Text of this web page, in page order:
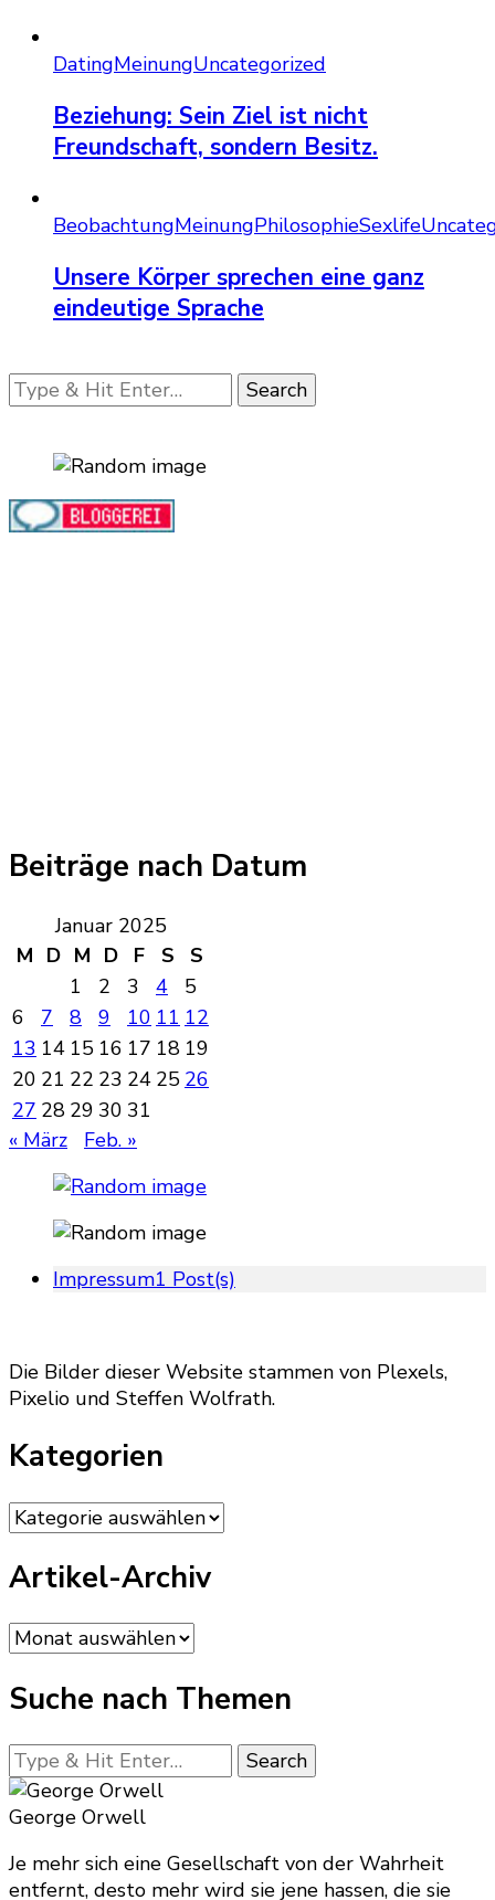
DatingMeinungUncategorized
Beziehung: Sein Ziel ist nicht
Freundschaft, sondern Besitz.
BeobachtungMeinungPhilosophieSexlife
Unsere Körper sprechen eine ganz
eindeutige Sprache
Looking
for
Beiträge nach Datum
Januar 2025
M D M D F S
S
1
2 3 4
5
6
7 8 9 10 11 12
13 14 15 16 17 18 19
20 21 22 23 24 25 26
27 28 29 30 31
« März
Feb. »
Impressum1 Post(s)
Die Bilder dieser Website stammen von Plexels,
Pixelio und Steffen Wolfrath.
Kategorien
Kategorien
Artikel-Archiv
Artikel-
Archiv
Suche nach Themen
Looking
for
Something?
George Orwell
Je mehr sich eine Gesellschaft von der Wahrheit
entfernt, desto mehr wird sie jene hassen, die sie